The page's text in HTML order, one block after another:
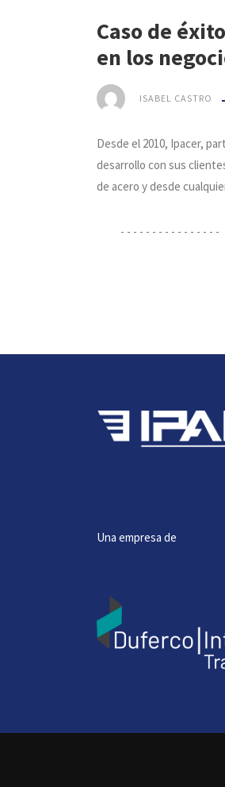
Caso de
en los
ISABEL CASTRO
Desde el 2010, Ipacer,
desarrollo con sus
de acero y desde
Una empresa de